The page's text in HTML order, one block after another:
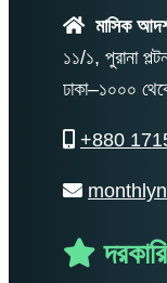
মাসিক
১১/১, পুরানা
ঢাকা–১০০০
+880